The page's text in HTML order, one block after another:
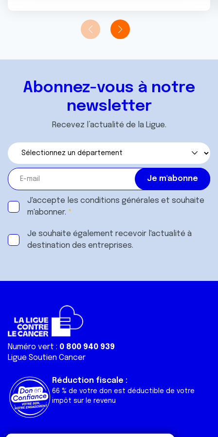
avec d'autres informations que vous leur avez fournies
ou qu'ils ont collectées lors de votre utilisation de leurs
Abonnez-vous à notre
newsletter
Recevez l’actualité de la Ligue.
J'accepte les conditions générales et souhaite
m'abonner.
Je souhaite également recevoir l'actualité à
destination des entreprises.
Numéro vert : 0 800 940 939
Ligue Soutien Cancer
Réduction fiscale :
66 % de votre don est déductible de votre
impôt sur le revenu